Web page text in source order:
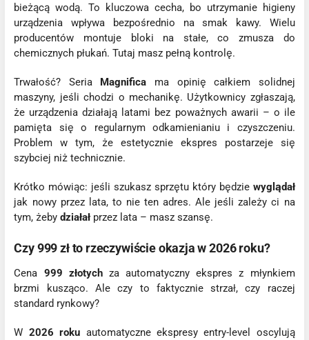
bieżącą wodą. To kluczowa cecha, bo utrzymanie higieny
urządzenia wpływa bezpośrednio na smak kawy. Wielu
producentów montuje bloki na stałe, co zmusza do
chemicznych płukań. Tutaj masz pełną kontrolę.
Trwałość? Seria Magnifica ma opinię całkiem solidnej
maszyny, jeśli chodzi o mechanikę. Użytkownicy zgłaszają,
że urządzenia działają latami bez poważnych awarii – o ile
pamięta się o regularnym odkamienianiu i czyszczeniu.
Problem w tym, że estetycznie ekspres postarzeje się
szybciej niż technicznie.
Krótko mówiąc: jeśli szukasz sprzętu który będzie wyglądał
jak nowy przez lata, to nie ten adres. Ale jeśli zależy ci na
tym, żebydziałałprzez lata – masz szansę.
Czy 999 zł to rzeczywiście okazja w 2026 roku?
Cena 999 złotychza automatyczny ekspres z młynkiem
brzmi kusząco. Ale czy to faktycznie strzał, czy raczej
standard rynkowy?
W 2026 roku automatyczne ekspresy entry-level oscylują